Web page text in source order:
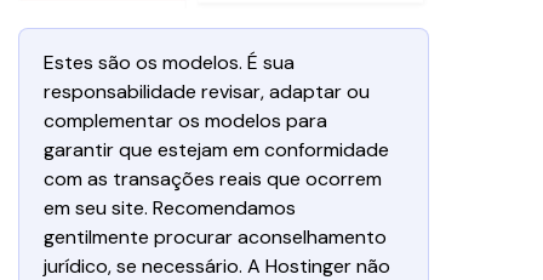
Estes são os modelos. É sua
responsabilidade revisar, adaptar ou
complementar os modelos para
garantir que estejam em conformidade
com as transações reais que ocorrem
em seu site. Recomendamos
gentilmente procurar aconselhamento
jurídico, se necessário. A Hostinger não